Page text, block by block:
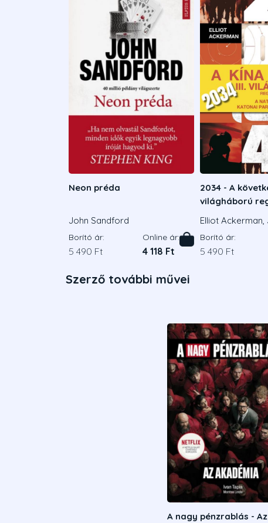
Neon préda
John Sandford
Borító ár:
5 490 Ft
Online ár:
4 118 Ft
2034 - A
világháború
Elliot
Borító ár:
5 490 Ft
Szerző további művei
A nagy pénzrablás - Az